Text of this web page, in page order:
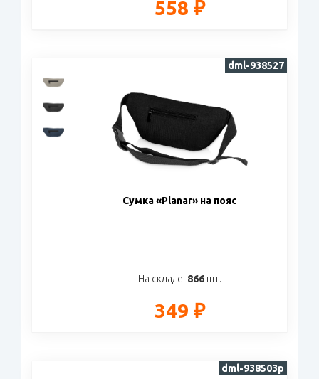
558 ₽
Cумка «Planar» на пояс
На складе: 866шт.
349 ₽
dml-938527
dml-938503p